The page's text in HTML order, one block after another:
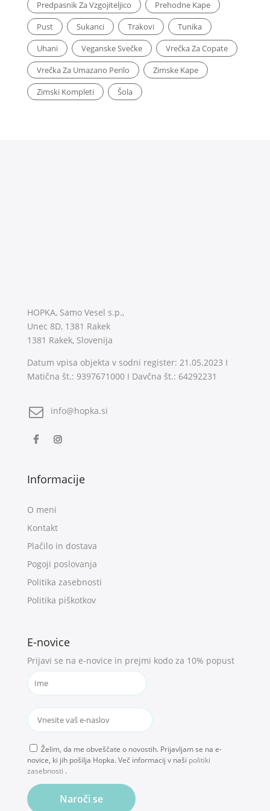
Predpasnik Za Vzgojiteljico
Prehodne Kape
Pust
Sukanci Trakovi
Tunika
Uhani
Veganske Svečke
Vrečka Za Copate
Vrečka Za Umazano Perilo
Zimske Kape
Zimski Kompleti
Šola
HOPKA, Samo Vesel s.p.,
Unec 8D, 1381 Rakek
1381 Rakek, Slovenija
Datum vpisa objekta v sodni register: 21.05.2023 I
Matična št.: 9397671000 I Davčna št.: 64292231
info@hopka.si
Informacije
O meni
Kontakt
Plačilo in dostava
Pogoji poslovanja
Politika zasebnosti
Politika piškotkov
E-novice
Prijavi se na e-novice in prejmi kodo za 10% popust
Želim, da me obveščate o novostih. Prijavljam se na e-
novice, ki jih pošilja Hopka. Več informacij v naši politiki
zasebnosti .
Naroči se